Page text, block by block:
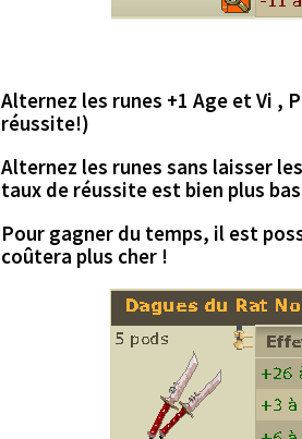
Alternez les runes +1 Age et Vi ,
réussite!)
Alternez les runes sans laisser
taux de réussite est bien plus
Pour gagner du temps, il est
coûtera plus cher !